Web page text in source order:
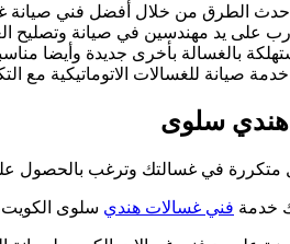
الطرق من خلال أفضل فني صيانة
على يد مهندسين في صيانة وتصليح
بالغسالة بأخرى جديدة وأيضا
صيانة للغسالات الاتوماتيكية
سلوى
متكررة في غسالتك وترغب بالحصول
خدمة فني غسالات هندي سلوى